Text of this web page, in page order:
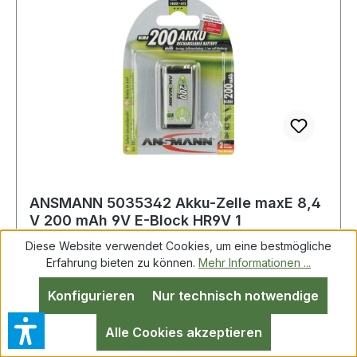
Geräte verkaufen, die Batterien und Akkus
enthalten, sind wir nach dem Batteriegesetz
(BattG) verpflichtet, Sie auf Folgendes
hinzuweisen: Das Symbol des durchgestrichen
ANSMANN 5035342 Akku-Zelle maxE 8,4
V 200 mAh 9V E-Block HR9V 1
Akkuzelle maxE 8,4 V 200 mAh 9V E-Block
HR9V 1 1St./Blister ANSMANN Nickel-
Metallhydrid (NiMH) · vereint in sich die Vorteile
von Akkus und Batterien · dank neuster
Diese Website verwendet Cookies, um eine bestmögliche
Erfahrung bieten zu können. Mehr Informationen ...
Nur technisch notwendige
Konfigurieren
Alle Cookies akzeptieren